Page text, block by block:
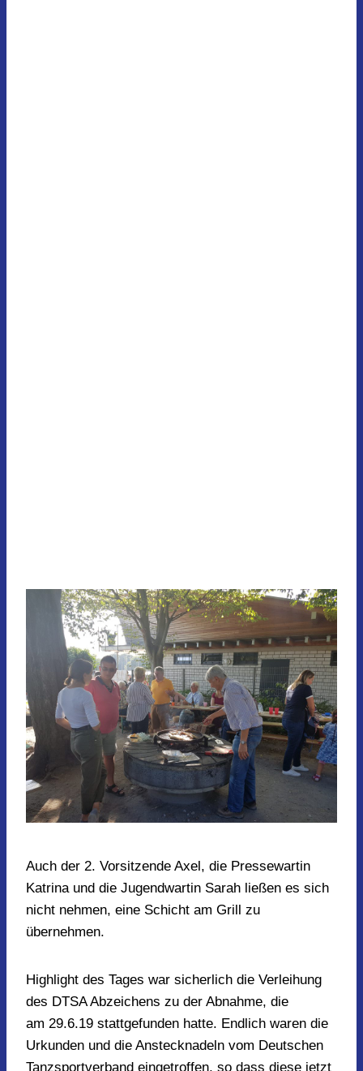
Auch der 2. Vorsitzende Axel, die Pressewartin
Katrina und die Jugendwartin Sarah ließen es sich
nicht nehmen, eine Schicht am Grill zu
übernehmen.
Highlight des Tages war sicherlich die Verleihung
des DTSA Abzeichens zu der Abnahme, die
am 29.6.19 stattgefunden hatte. Endlich waren die
Urkunden und die Anstecknadeln vom Deutschen
Tanzsportverband eingetroffen, so dass diese jetzt